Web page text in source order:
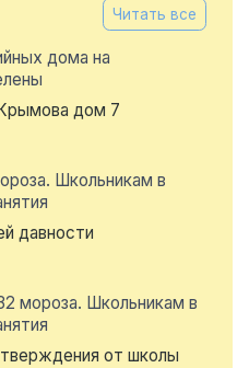
Читать все
дома на
дом 7
Школьникам в
давности
мороза. Школьникам в
от школы